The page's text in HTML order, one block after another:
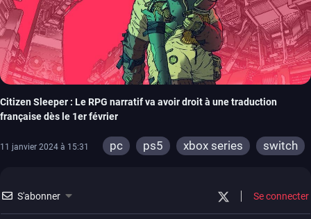
Citizen Sleeper : Le RPG narratif va avoir droit à une traduction
française dès le 1er février
11 janvier 2024 à 15:31 pc ps5 xbox series
switch
S'abonner Se connecter